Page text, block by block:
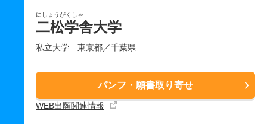
にしょうがくしゃ
二松学舎大学
私立大学 東京都／千葉県
パンフ・願書取り寄せ
WEB出願関連情報